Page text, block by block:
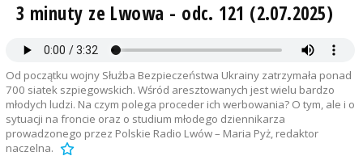
3 minuty ze Lwowa - odc. 121 (2.07.2025)
Od początku wojny Służba Bezpieczeństwa Ukrainy zatrzymała ponad
700 siatek szpiegowskich. Wśród aresztowanych jest wielu bardzo
młodych ludzi. Na czym polega proceder ich werbowania? O tym, ale i o
sytuacji na froncie oraz o studium młodego dziennikarza
prowadzonego przez Polskie Radio Lwów – Maria Pyż, redaktor
naczelna.